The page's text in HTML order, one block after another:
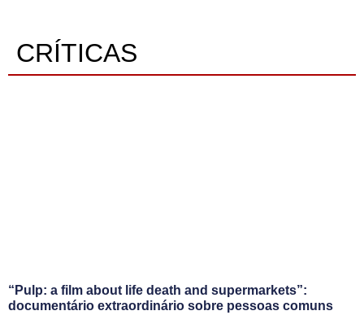
CRÍTICAS
“Pulp: a film about life death and supermarkets”:
documentário extraordinário sobre pessoas comuns